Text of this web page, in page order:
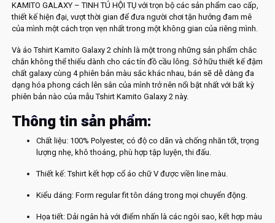
KAMITO GALAXY – TINH TÚ HỘI TỤ với trọn bộ các sản phẩm cao cấp,
thiết kế hiện đại, vượt thời gian để đưa người chơi tận hưởng đam mê
của mình một cách trọn vẹn nhất trong một không gian của riêng mình.
Và áo Tshirt Kamito Galaxy 2 chính là một trong những sản phẩm chắc
chắn không thể thiếu dành cho các tín đồ cầu lông. Sở hữu thiết kế đậm
chất galaxy cùng 4 phiên bản màu sắc khác nhau, bán sẽ dễ dàng đa
dạng hóa phong cách lên sân của mình trở nên nổi bật nhất với bất kỳ
phiên bản nào của mẫu Tshirt Kamito Galaxy 2 này.
Thông tin sản phẩm:
Chất liệu: 100% Polyester, có độ co dãn và chống nhăn tốt, trọng
lượng nhẹ, khô thoáng, phù hợp tập luyện, thi đấu.
Thiết kế: Tshirt kết hợp cổ áo chữ V được viền line màu.
Kiểu dáng: Form regular fit tôn dáng trong mọi chuyển động.
Họa tiết: Dải ngân hà với điểm nhấn là các ngôi sao, kết hợp màu